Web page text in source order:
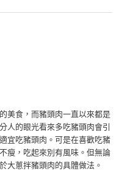
美食，而豬頭肉一直以來都是
人的眼光看來多吃豬頭肉會引
宜吃豬頭肉。可是在喜歡吃豬
瘦，吃起來別有風味。但無論
大蔥拌豬頭肉的具體做法。